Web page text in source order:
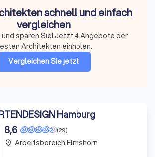
schnell und einfach
vergleichen
sparen Sie! Jetzt 4 Angebote der
Architekten einholen.
Vergleichen Sie jetzt
Hamburg
(29)
8,6
place Arbeitsbereich Elmshorn